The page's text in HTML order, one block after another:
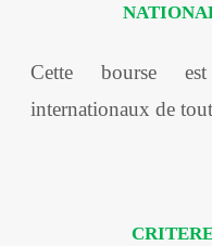
Cette bourse
internationaux de